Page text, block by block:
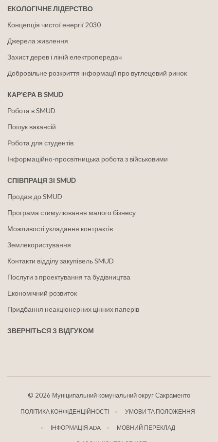
ЕКОЛОГІЧНЕ ЛІДЕРСТВО
Концепція чистої енергії 2030
Джерела живлення
Захист дерев і ліній електропередач
Добровільне розкриття інформації про вуглецевий ринок
КАР'ЄРА В SMUD
Робота в SMUD
Пошук вакансій
Робота для студентів
Інформаційно-просвітницька робота з військовими
СПІВПРАЦЯ ЗІ SMUD
Продаж до SMUD
Програма стимулювання малого бізнесу
Можливості укладання контрактів
Землекористування
Контакти відділу закупівель SMUD
Послуги з проектування та будівництва
Економічний розвиток
Придбання неакціонерних цінних паперів
ЗВЕРНІТЬСЯ З ВІДГУКОМ
© 2026 Муніципальний комунальний округ Сакраменто
ПОЛІТИКА КОНФІДЕНЦІЙНОСТІ УМОВИ ТА ПОЛОЖЕННЯ
ІНФОРМАЦІЯ ADA МОВНИЙ ПЕРЕКЛАД